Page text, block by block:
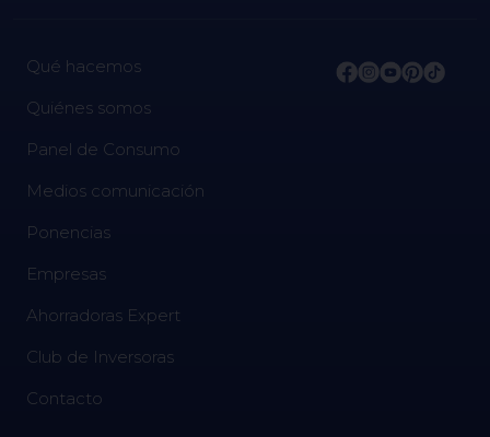
Qué hacemos
Quiénes somos
Panel de Consumo
Medios comunicación
Ponencias
Empresas
Ahorradoras Expert
Club de Inversoras
Contacto